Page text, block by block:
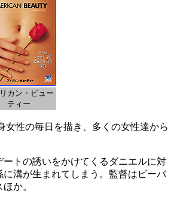
カン・ビュー
ティー
性の毎日を描き、多くの女性達から
トの誘いをかけてくるダニエルに対
溝が生まれてしまう。監督はビーバ
か。